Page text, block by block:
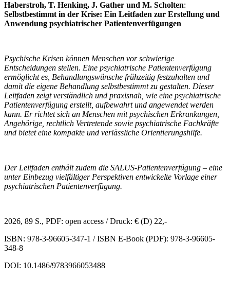
Haberstroh, T. Henking, J. Gather und M. Scholten:
Selbstbestimmt in der Krise: Ein Leitfaden zur Erstellung und
Anwendung psychiatrischer Patientenverfügungen
Psychische Krisen können Menschen vor schwierige
Entscheidungen stellen. Eine psychiatrische Patientenverfügung
ermöglicht es, Behandlungswünsche frühzeitig festzuhalten und
damit die eigene Behandlung selbstbestimmt zu gestalten. Dieser
Leitfaden zeigt verständlich und praxisnah, wie eine psychiatrische
Patientenverfügung erstellt, aufbewahrt und angewendet werden
kann. Er richtet sich an Menschen mit psychischen Erkrankungen,
Angehörige, rechtlich Vertretende sowie psychiatrische Fachkräfte
und bietet eine kompakte und verlässliche Orientierungshilfe.
Der Leitfaden enthält zudem die SALUS-Patientenverfügung – eine
unter Einbezug vielfältiger Perspektiven entwickelte Vorlage einer
psychiatrischen Patientenverfügung.
2026, 89 S., PDF: open access / Druck: € (D) 22,-
ISBN: 978-3-96605-347-1 / ISBN E-Book (PDF): 978-3-96605-
348-8
DOI: 10.1486/9783966053488